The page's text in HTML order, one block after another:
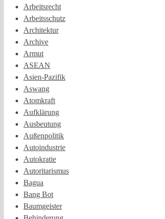
Arbeitsrecht
Arbeitsschutz
Architektur
Archive
Armut
ASEAN
Asien-Pazifik
Aswang
Atomkraft
Aufklärung
Ausbeutung
Außenpolitik
Autoindustrie
Autokratie
Autoritarismus
Bagua
Bang Bot
Baumgeister